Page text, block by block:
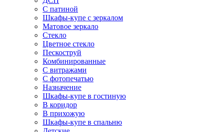
С патиной
Шкафы-купе с зеркалом
Матовое зеркало
Стекло
Цветное стекло
Пескоструй
Комбинированные
С витражами
С фотопечатью
Назначение
Шкафы-купе в гостиную
В коридор
В прихожую
Шкафы-купе в спальню